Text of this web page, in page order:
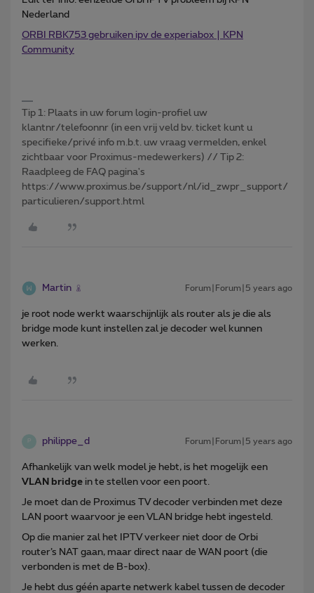
Nederland
ORBI RBK753 gebruiken ipv de experiabox | KPN
Community
Tip 1: Plaats in uw forum login-profiel uw
klantnr/telefoonnr (in een vrij veld bv. ticket kunt u
specifieke/privé info m.b.t. uw vraag vermelden, enkel
zichtbaar voor Proximus-medewerkers) // Tip 2:
Raadpleeg de FAQ pagina's
https://www.proximus.be/support/nl/id_zwpr_support/
particulieren/support.html
Martin Forum|Forum|5 years ago
je root node werkt waarschijnlijk als router als je die als
bridge mode kunt instellen zal je decoder wel kunnen
werken.
P philippe_d Forum|Forum|5 years ago
Afhankelijk van welk model je hebt, is het mogelijk een
VLAN bridge in te stellen voor een poort.
Je moet dan de Proximus TV decoder verbinden met deze
LAN poort waarvoor je een VLAN bridge hebt ingesteld.
Op die manier zal het IPTV verkeer niet door de Orbi
router’s NAT gaan, maar direct naar de WAN poort (die
verbonden is met de B-box).
Je hebt dus géén aparte netwerk kabel tussen de decoder